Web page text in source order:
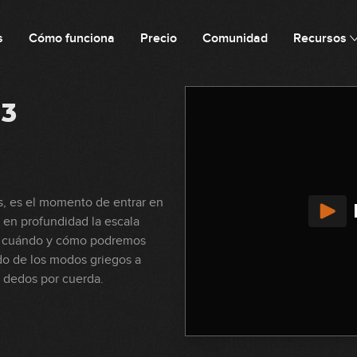
Cómo funciona Precio Comunidad Recursos
es el momento de entrar en
profundidad la escala
y cómo podremos
de los modos griegos a
por cuerda.